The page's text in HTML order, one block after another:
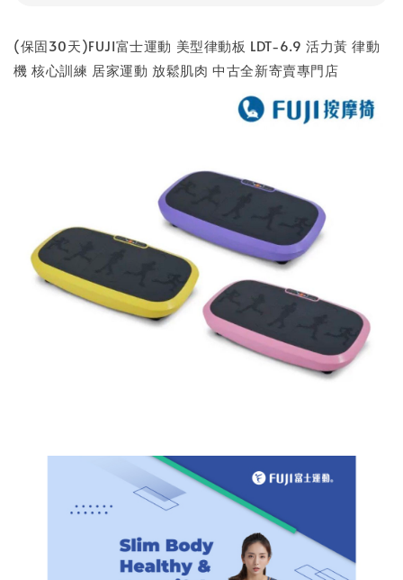
(保固30天)FUJI富士運動 美型律動板 LDT-6.9 活力黃 律動
機 核心訓練 居家運動 放鬆肌肉 中古全新寄賣專門店